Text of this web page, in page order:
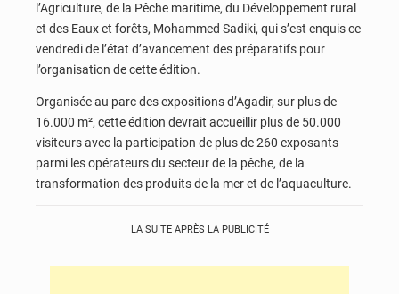
l’Agriculture, de la Pêche maritime, du Développement rural
et des Eaux et forêts, Mohammed Sadiki, qui s’est enquis ce
vendredi de l’état d’avancement des préparatifs pour
l’organisation de cette édition.
Organisée au parc des expositions d’Agadir, sur plus de
16.000 m², cette édition devrait accueillir plus de 50.000
visiteurs avec la participation de plus de 260 exposants
parmi les opérateurs du secteur de la pêche, de la
transformation des produits de la mer et de l’aquaculture.
LA SUITE APRÈS LA PUBLICITÉ